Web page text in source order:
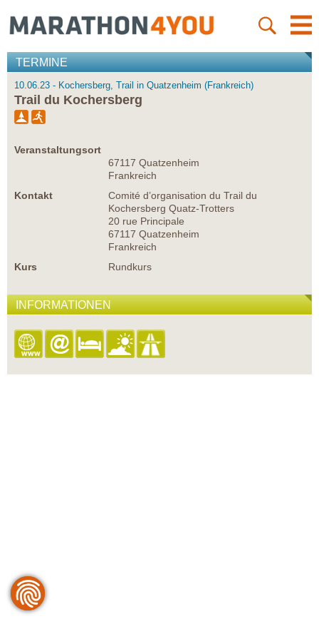
TERMINE
10.06.23 - Kochersberg, Trail in Quatzenheim (Frankreich)
Trail du Kochersberg
Veranstaltungsort
67117 Quatzenheim
Frankreich
Kontakt
Comité d’organisation du Trail du
Kochersberg Quatz-Trotters
20 rue Principale
67117 Quatzenheim
Frankreich
Kurs
Rundkurs
INFORMATIONEN